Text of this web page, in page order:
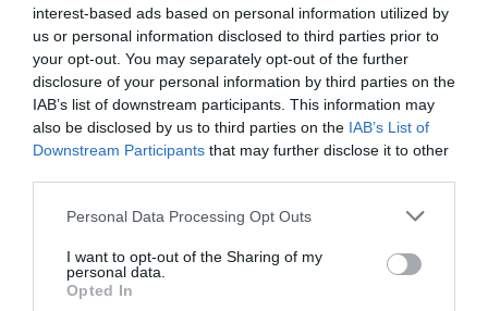
interest-based ads based on personal information utilized by
us or personal information disclosed to third parties prior to
your opt-out. You may separately opt-out of the further
disclosure of your personal information by third parties on the
IAB’s list of downstream participants. This information may
also be disclosed by us to third parties on the IAB’s List of
Downstream Participants that may further disclose it to other
Personal Data Processing Opt Outs
I want to opt-out of the Sharing of my
personal data.
Opted In
Bărbatul avea banii asupra sa:51.540 de euro.
Normativa prevede că se poate aduce în Italia
numerar în sumă de până la 10.000 de euro fără a-l
declara: astfel i s-a confiscat jumătate din excedent,
Articolul anterior